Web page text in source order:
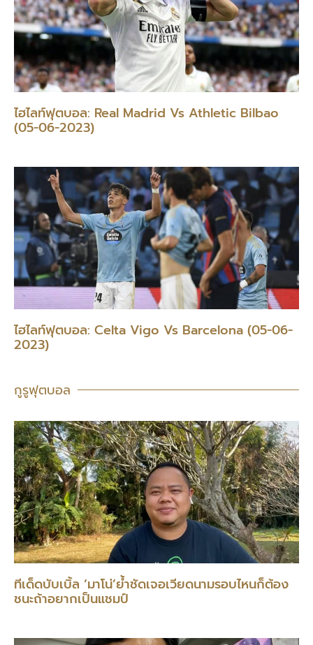
ไฮไลท์ฟุตบอล: Real Madrid Vs Athletic Bilbao
(05-06-2023)
ไฮไลท์ฟุตบอล: Celta Vigo Vs Barcelona (05-06-
2023)
กูรูฟุตบอล
ทีเด็ดบับเบิ้ล ‘มาโน่’ย้ำชัดเจอเวียดนามรอบไหนก็ต้อง
ชนะถ้าอยากเป็นแชมป์